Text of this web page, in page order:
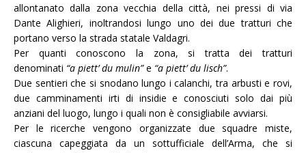
allontanato dalla zona vecchia della città, nei pressi di via
Dante Alighieri, inoltrandosi lungo uno dei due tratturi che
portano verso la strada statale Valdagri.
Per quanti conoscono la zona, si tratta dei tratturi
denominati “a piett’ du mulin”e “a piett’ du lisch”.
Due sentieri che si snodano lungo i calanchi, tra arbusti e rovi,
due camminamenti irti di insidie e conosciuti solo dai più
anziani del luogo, lungo i quali non è consigliabile avviarsi.
Per le ricerche vengono organizzate due squadre miste,
ciascuna capeggiata da un sottufficiale dell’Arma, che si